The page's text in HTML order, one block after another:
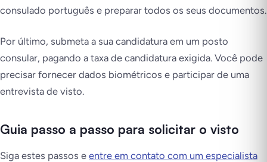
consulado português e preparar todos os seus documentos.
Por último, submeta a sua candidatura em um posto
consular, pagando a taxa de candidatura exigida. Você pode
precisar fornecer dados biométricos e participar de uma
entrevista de visto.
Guia passo a passo para solicitar o visto
Siga estes passos e entre em contato com um especialista